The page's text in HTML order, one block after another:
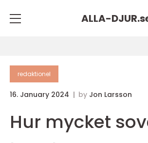
ALLA-DJUR.
redaktionel
16. January 2024 by Jon Larsson
Hur mycket